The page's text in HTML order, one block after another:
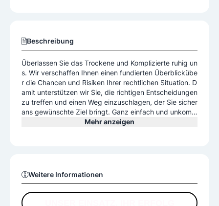
Beschreibung
Überlassen Sie das Trockene und Komplizierte ruhig un
s. Wir verschaffen Ihnen einen fundierten Überblickübe
r die Chancen und Risiken Ihrer rechtlichen Situation. D
amit unterstützen wir Sie, die richtigen Entscheidungen
zu treffen und einen Weg einzuschlagen, der Sie sicher
ans gewünschte Ziel bringt. Ganz einfach und unkompl
iziert. Die Leistungen finden Sie auf unserer Website.
Mehr anzeigen
Weitere Informationen